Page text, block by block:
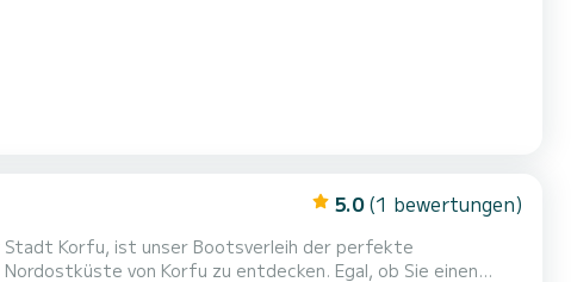
5.0 (1 bewertungen)
Korfu, ist unser Bootsverleih der perfekte
von Korfu zu entdecken. Egal, ob Sie einen